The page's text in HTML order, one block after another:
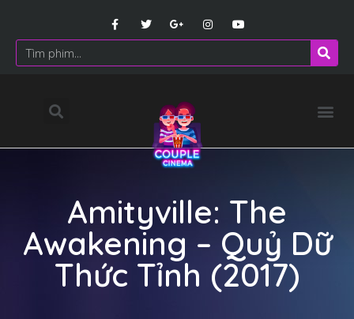
Amityville: The
Awakening – Quỷ Dữ
Thức Tỉnh (2017)